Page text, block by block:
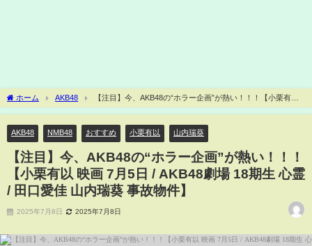
ホーム AKB48
【注目】今、AKB48の“ホラー企画”が熱い！！！【小栗有以
映画 7月5日 / AKB48劇場 18期生 心霊 / 田口愛佳 山内瑞葵 事故物件】
AKB48 NMB48 おすすめ 小栗有以 山内瑞葵
【注目】今、AKB48の“ホラー企画”が熱い！！！
【小栗有以 映画 7月5日 / AKB48劇場 18期生 心霊
/ 田口愛佳 山内瑞葵 事故物件】
2025年7月8日 2025年7月8日